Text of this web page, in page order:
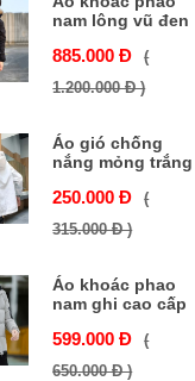
nam lông vũ đen
885.000 Đ
(
1.200.000 Đ )
Áo gió chống
nắng mỏng trắng
250.000 Đ
(
315.000 Đ )
Áo khoác phao
nam ghi cao cấp
599.000 Đ
(
650.000 Đ )